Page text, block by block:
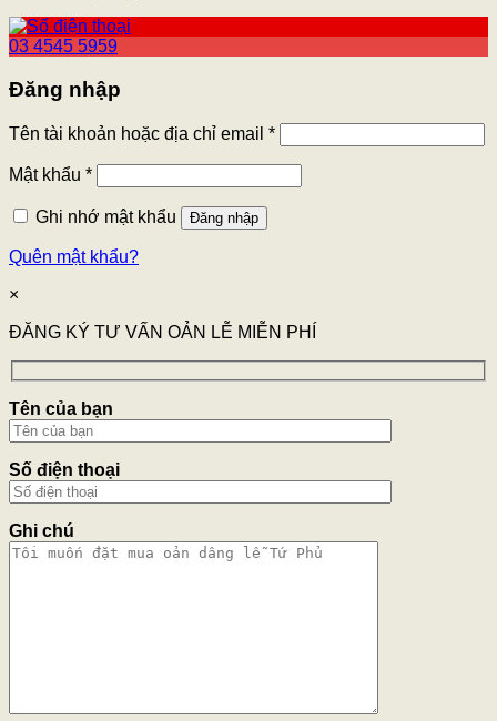
03 4545 5959
Đăng nhập
Tên tài khoản hoặc địa chỉ email *
Mật khẩu *
Ghi nhớ mật khẩu Đăng nhập
Quên mật khẩu?
×
ĐĂNG KÝ TƯ VẤN OẢN LỄ MIỄN PHÍ
Tên của bạn
Số điện thoại
Ghi chú